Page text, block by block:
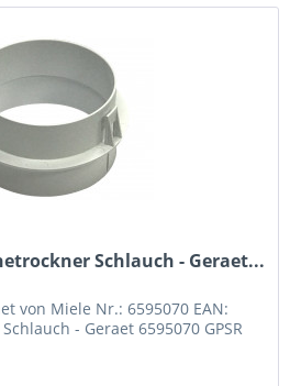
Schlauch - Geraet...
von Miele Nr.: 6595070 EAN:
- Geraet 6595070 GPSR